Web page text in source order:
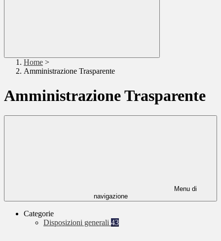
Home >
Amministrazione Trasparente
Amministrazione Trasparente
Menu di
navigazione
Categorie
Disposizioni generali 43